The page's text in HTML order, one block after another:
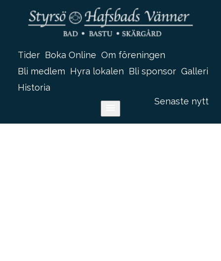
Tider Boka Online Om föreningen
Bli medlem Hyra lokalen Bli sponsor Galleri
Historia
Senaste nytt